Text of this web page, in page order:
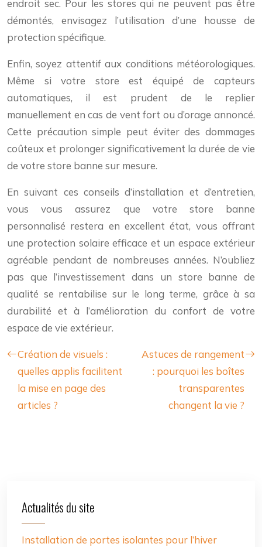
endroit sec. Pour les stores qui ne peuvent pas être
démontés, envisagez l’utilisation d’une housse de
protection spécifique.
Enfin, soyez attentif aux conditions météorologiques.
Même si votre store est équipé de capteurs
automatiques, il est prudent de le replier
manuellement en cas de vent fort ou d’orage annoncé.
Cette précaution simple peut éviter des dommages
coûteux et prolonger significativement la durée de vie
de votre store banne sur mesure.
En suivant ces conseils d’installation et d’entretien,
vous vous assurez que votre store banne
personnalisé restera en excellent état, vous offrant
une protection solaire efficace et un espace extérieur
agréable pendant de nombreuses années. N’oubliez
pas que l’investissement dans un store banne de
qualité se rentabilise sur le long terme, grâce à sa
durabilité et à l’amélioration du confort de votre
espace de vie extérieur.
Création de visuels :
quelles applis facilitent
la mise en page des
articles ?
Astuces de rangement
: pourquoi les boîtes
transparentes
changent la vie ?
Actualités du site
Installation de portes isolantes pour l’hiver